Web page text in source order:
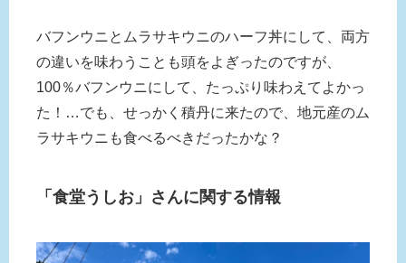
バフンウニとムラサキウニのハーフ丼にして、両方
の違いを味わうことも頭をよぎったのですが、
100％バフンウニにして、たっぷり味わえてよかっ
た！…でも、せっかく積丹に来たので、地元産のム
ラサキウニも食べるべきだったかな？
「食堂うしお」さんに関する情報